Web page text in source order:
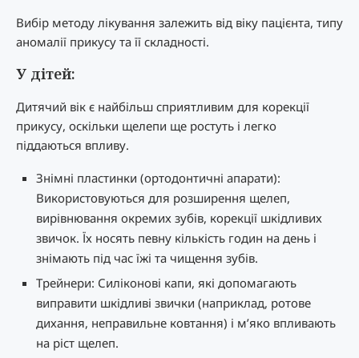
Вибір методу лікування залежить від віку пацієнта, типу
аномалії прикусу та її складності.
У дітей:
Дитячий вік є найбільш сприятливим для корекції
прикусу, оскільки щелепи ще ростуть і легко
піддаються впливу.
Знімні пластинки (ортодонтичні апарати):
Використовуються для розширення щелеп,
вирівнювання окремих зубів, корекції шкідливих
звичок. Їх носять певну кількість годин на день і
знімають під час їжі та чищення зубів.
Трейнери: Силіконові капи, які допомагають
виправити шкідливі звички (наприклад, ротове
дихання, неправильне ковтання) і м’яко впливають
на ріст щелеп.